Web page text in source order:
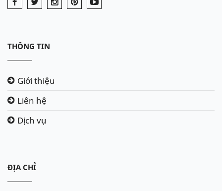
THÔNG TIN
Giới thiệu
Liên hệ
Dịch vụ
ĐỊA CHỈ